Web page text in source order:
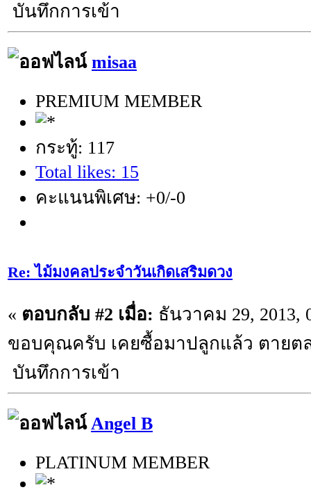
บันทึกการเข้า
misaa
PREMIUM MEMBER
กระทู้: 117
Total likes: 15
คะแนนพิเศษ: +0/-0
Re: ไม้มงคลประจำวันเกิดเสริมดวง
« ตอบกลับ #2 เมื่อ: ธันวาคม 29, 2013,
ขอบคุณครับ เคยซื้อมาปลูกแล้ว ตายต
บันทึกการเข้า
Angel B
PLATINUM MEMBER